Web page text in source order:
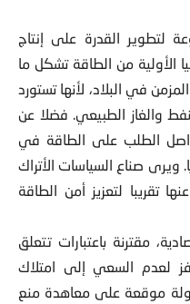
لتطوير القدرة على إنتاج
الأولية من الطاقة تشكل ما
في البلاد، لأنها تستورد
من النفط والغاز الطبيعي. فضلا عن
الطلب على الطاقة في
بين 5 و6% سنويا. ويرى صناع السياسات الأتراك
تقريبا لتعزيز أمن الطاقة
مقترنة باعتبارات تتعلق
لعدم السعي إلى امتلاك
دولة موقعة على معاهدة منع